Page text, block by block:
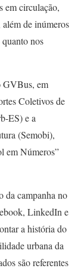
em circulação,
além de inúmeros
nos
GVBus, em
Coletivos de
ES) e a
(Semobi),
em Números”
da campanha no
LinkedIn e
a história do
urbana da
são referentes